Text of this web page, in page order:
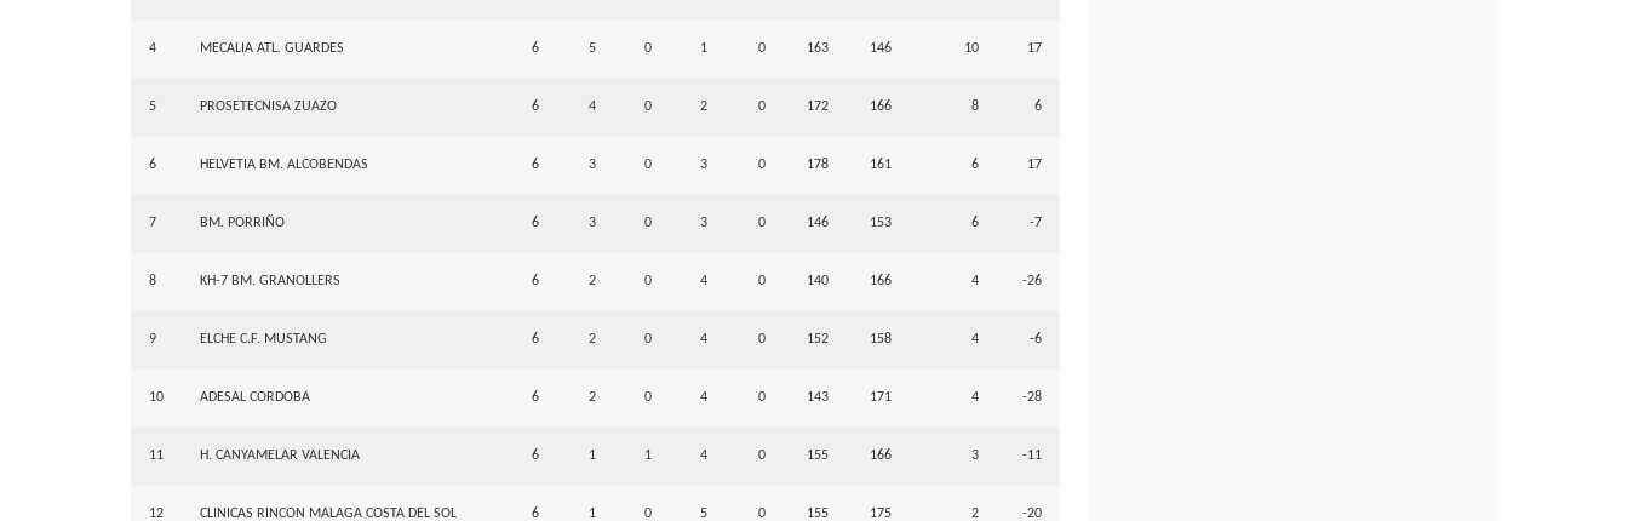
4 MECALIA ATL. GUARDES 6 5 0 1 0 163 146 10 17
5 PROSETECNISA ZUAZO 6 4 0 2 0 172 166 8 6
6 HELVETIA BM. ALCOBENDAS 6 3 0 3 0 178 161 6 17
7 BM. PORRIÑO 6 3 0 3 0 146 153 6 -7
8 KH-7 BM. GRANOLLERS 6 2 0 4 0 140 166 4 -26
9 ELCHE C.F. MUSTANG 6 2 0 4 0 152 158 4 -6
10 ADESAL CORDOBA 6 2 0 4 0 143 171 4 -28
11 H. CANYAMELAR VALENCIA 6 1 1 4 0 155 166 3 -11
12 CLINICAS RINCON MALAGA COSTA DEL SOL 6 1 0 5 0 155 175 2 -20